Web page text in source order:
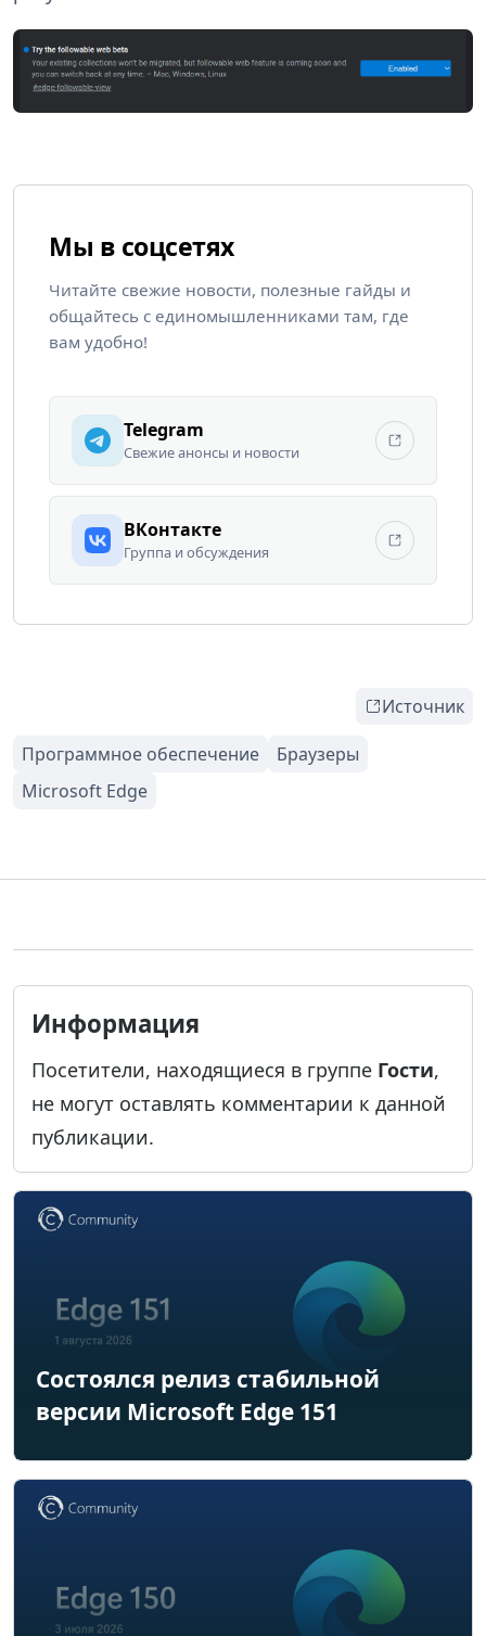
Мы в соцсетях
Читайте свежие новости, полезные гайды и
общайтесь с единомышленниками там, где
вам удобно!
Telegram
Свежие анонсы и новости
ВКонтакте
Группа и обсуждения
Источник
Информация
Посетители, находящиеся в группе Гости,
не могут оставлять комментарии к данной
публикации.
Состоялся релиз стабильной
версии Microsoft Edge 151